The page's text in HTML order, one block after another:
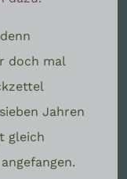
doch mal
Jahren
gleich